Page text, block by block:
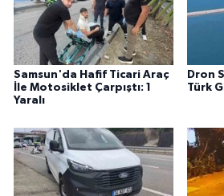
Samsun'da Hafif Ticari Araç
İle Motosiklet Çarpıştı: 1
Yaralı
Dron
Türk